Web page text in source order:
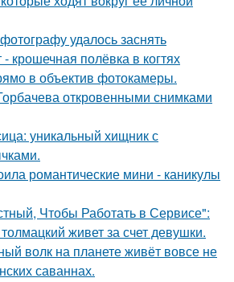
удалось заснять
крошечная полёвка в когтях
в объектив фотокамеры.
откровенными снимками
уникальный хищник с
романтические мини - каникулы
Чтобы Работать в Сервисе":
живет за счет девушки.
волк на планете живёт вовсе не
саваннах.